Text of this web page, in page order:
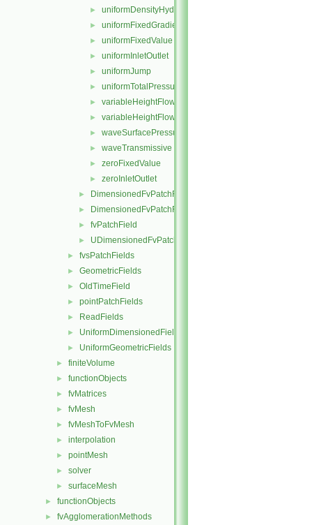
► uniformDensityHydrostaticPressure
► uniformFixedGradient
► uniformFixedValue
► uniformInletOutlet
► uniformJump
► uniformTotalPressure
► variableHeightFlowRate
► variableHeightFlowRateInletVelocity
► waveSurfacePressure
► waveTransmissive
► zeroFixedValue
► zeroInletOutlet
► DimensionedFvPatchFieldFunctions
► DimensionedFvPatchFields
► fvPatchField
► UDimensionedFvPatchFields
► fvsPatchFields
► GeometricFields
► OldTimeField
► pointPatchFields
► ReadFields
► UniformDimensionedFields
► UniformGeometricFields
► finiteVolume
► functionObjects
► fvMatrices
► fvMesh
► fvMeshToFvMesh
► interpolation
► pointMesh
► solver
► surfaceMesh
► functionObjects
► fvAgglomerationMethods